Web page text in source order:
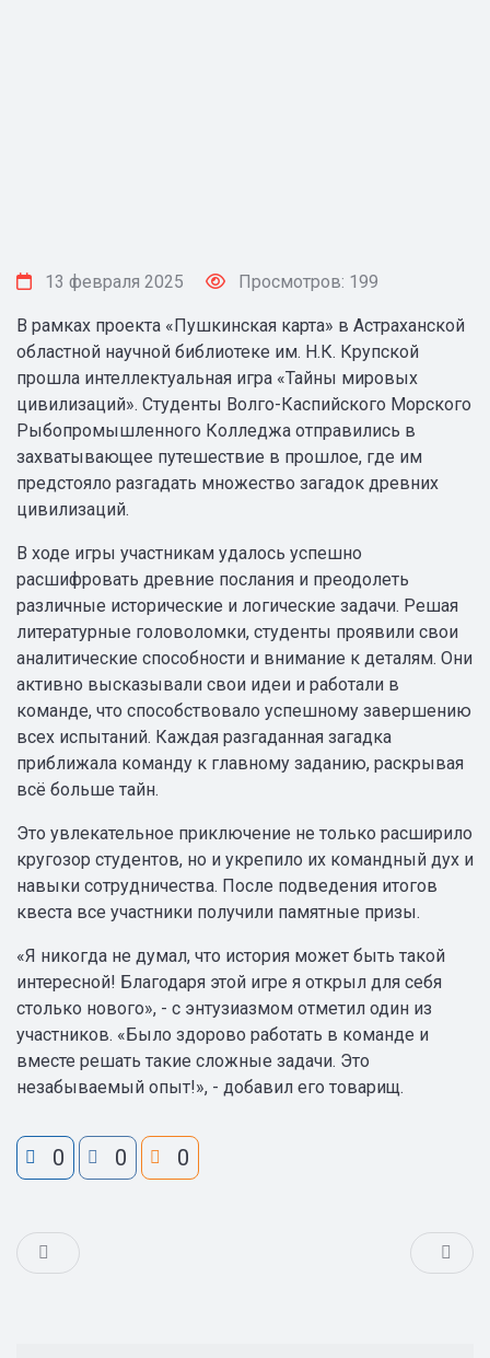
13 февраля 2025 Просмотров: 199
В рамках проекта «Пушкинская карта» в Астраханской
областной научной библиотеке им. Н.К. Крупской
прошла интеллектуальная игра «Тайны мировых
цивилизаций». Студенты Волго-Каспийского Морского
Рыбопромышленного Колледжа отправились в
захватывающее путешествие в прошлое, где им
предстояло разгадать множество загадок древних
цивилизаций.
В ходе игры участникам удалось успешно
расшифровать древние послания и преодолеть
различные исторические и логические задачи. Решая
литературные головоломки, студенты проявили свои
аналитические способности и внимание к деталям. Они
активно высказывали свои идеи и работали в
команде, что способствовало успешному завершению
всех испытаний. Каждая разгаданная загадка
приближала команду к главному заданию, раскрывая
всё больше тайн.
Это увлекательное приключение не только расширило
кругозор студентов, но и укрепило их командный дух и
навыки сотрудничества. После подведения итогов
квеста все участники получили памятные призы.
«Я никогда не думал, что история может быть такой
интересной! Благодаря этой игре я открыл для себя
столько нового», - с энтузиазмом отметил один из
участников. «Было здорово работать в команде и
вместе решать такие сложные задачи. Это
незабываемый опыт!», - добавил его товарищ.
0 0 0